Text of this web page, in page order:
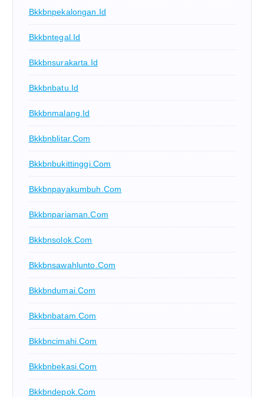
Bkkbnpekalongan.id
Bkkbntegal.id
Bkkbnsurakarta.id
Bkkbnbatu.id
Bkkbnmalang.id
Bkkbnblitar.com
Bkkbnbukittinggi.com
Bkkbnpayakumbuh.com
Bkkbnpariaman.com
Bkkbnsolok.com
Bkkbnsawahlunto.com
Bkkbndumai.com
Bkkbnbatam.com
Bkkbncimahi.com
Bkkbnbekasi.com
Bkkbndepok.com